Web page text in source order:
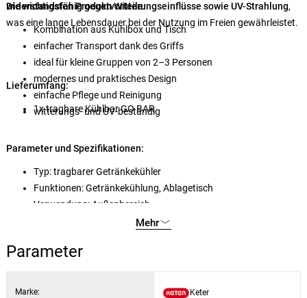
widerstandsfähig gegen Witterungseinflüsse sowie UV-Strahlung,
was eine lange Lebensdauer bei der Nutzung im Freien gewährleistet.
Die wichtigsten Produktvorteile:
Kombination aus Kühlbox und Tisch
einfacher Transport dank des Griffs
ideal für kleine Gruppen von 2–3 Personen
modernes und praktisches Design
einfache Pflege und Reinigung
witterungs- und UV-beständig
Lieferumfang:
1x tragbare Kühlbar GO BAR
Parameter und Spezifikationen:
Typ: tragbarer Getränkekühler
Funktionen: Getränkekühlung, Ablagetisch
Verwendung: Außenbereich
Transportfähigkeit: ja, mit Tragegriff
Tragkraft bei geöffnetem Deckel: 3 kg
Tragkraft bei geschlossenem Deckel: 10 kg
Durchmesser des Tisches: 38 cm
Mehr
Parameter
Marke: Keter